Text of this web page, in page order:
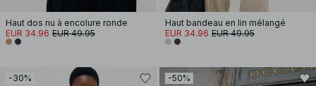
Haut dos nu à encolure ronde
EUR 34.96 EUR 49.95
Haut bandeau en lin mélangé
EUR 34.96 EUR 49.95
-30% -50%